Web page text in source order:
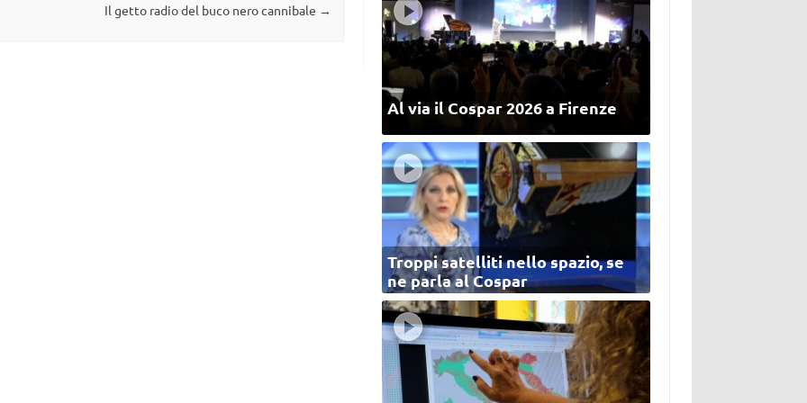
Il getto radio del buco nero cannibale →
Al via il Cospar 2026 a Firenze
Troppi satelliti nello spazio, se
ne parla al Cospar